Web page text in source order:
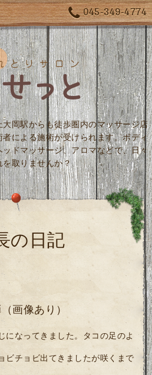
045-349-4774
岡駅からも徒歩圏内のマッサージ店
による施術が受けられます。ボディ
ドマッサージ、アロマなどで、日々
を取りませんか？
の日記
画像あり）
になってきました。タコの足のよ
ビチョビ出てきましたが咲くまで